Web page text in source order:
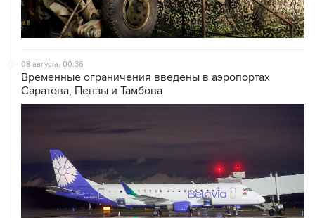
08 августа, 00:36
Временные ограничения введены в аэропортах
Саратова, Пензы и Тамбова